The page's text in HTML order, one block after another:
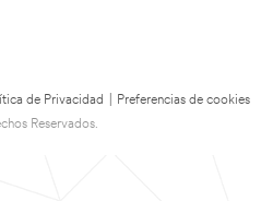
de Privacidad
Preferencias de cookies
Reservados.